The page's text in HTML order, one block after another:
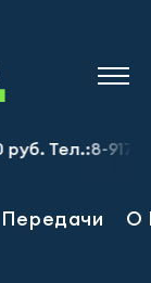
917-913-
Передачи О